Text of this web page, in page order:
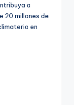
a
20 millones de
en